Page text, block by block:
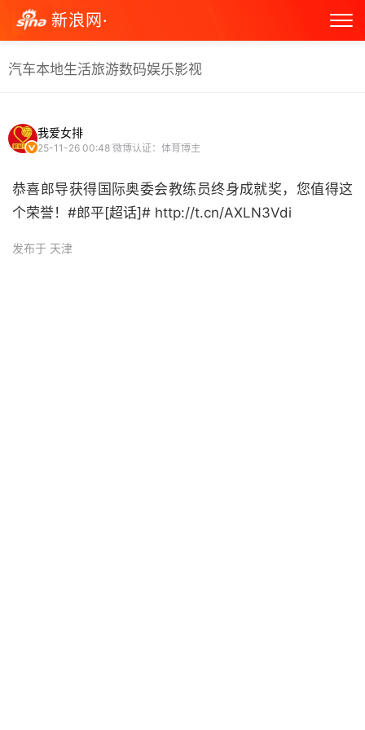
新浪网·
汽车本地生活旅游数码娱乐影视
我爱女排
25-11-26 00:48 微博认证：体育博主
恭喜郎导获得国际奥委会教练员终身成就奖，您值得这
个荣誉！#郎平[超话]# http://t.cn/AXLN3Vdi ​
发布于 天津